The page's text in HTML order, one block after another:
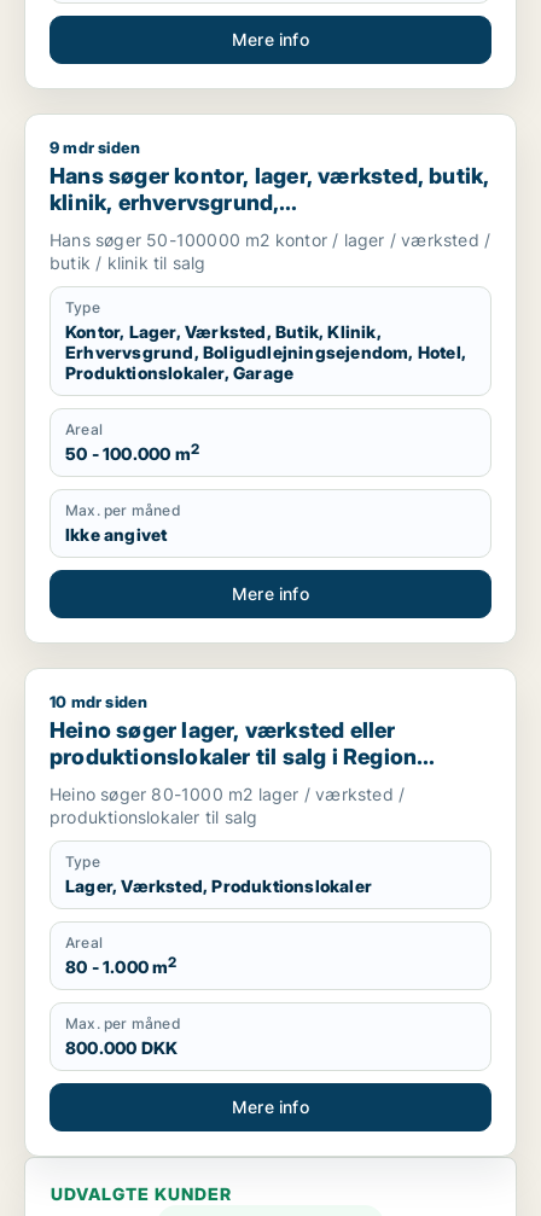
Mere info
Hans søger kontor, lager, værksted, butik, klinik,
9 mdr siden
Hans søger kontor, lager, værksted, butik,
klinik, erhvervsgrund,
boligudlejningsejendom, hotel,
produktionslokaler eller garage til salg i
Region Sjælland
Hans søger 50-100000 m2 kontor / lager / værksted /
butik / klinik til salg
Type
Kontor, Lager, Værksted, Butik, Klinik,
Erhvervsgrund, Boligudlejningsejendom, Hotel,
Produktionslokaler, Garage
Areal
50 - 100.000 m2
Max. per måned
Ikke angivet
Mere info
Heino søger lager, værksted eller produktionslokaler til salg
10 mdr siden
Heino søger lager, værksted eller
produktionslokaler til salg i Region
Sjælland
Heino søger 80-1000 m2 lager / værksted /
produktionslokaler til salg
Type
Lager, Værksted, Produktionslokaler
Areal
80 - 1.000 m2
Max. per måned
800.000 DKK
Mere info
UDVALGTE KUNDER